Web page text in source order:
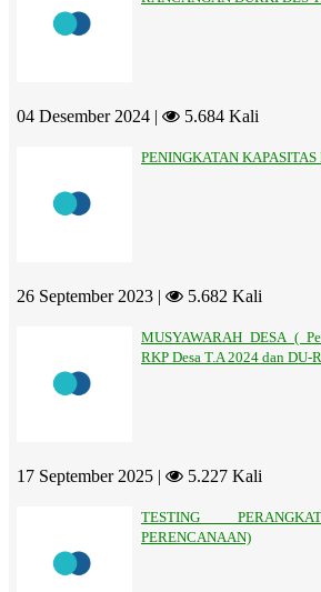
04 Desember 2024 | 5.684 Kali
PENINGKATAN
26 September 2023 | 5.682 Kali
MUSYAWARAH DESA (
RKP Desa T.A 2024 dan DU-
17 September 2025 | 5.227 Kali
TESTING
PERENCANAAN)